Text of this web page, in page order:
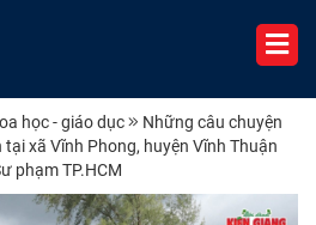
học - giáo dục
Những câu chuyện
xã Vĩnh Phong, huyện Vĩnh Thuận
phạm TP.HCM